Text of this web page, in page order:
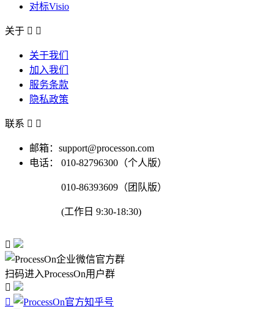
对标Visio
关于  
关于我们
加入我们
服务条款
隐私政策
联系  
邮箱：support@processon.com
电话：
010-82796300（个人版）
010-86393609（团队版）
(工作日 9:30-18:30)

扫码进入ProcessOn用户群

